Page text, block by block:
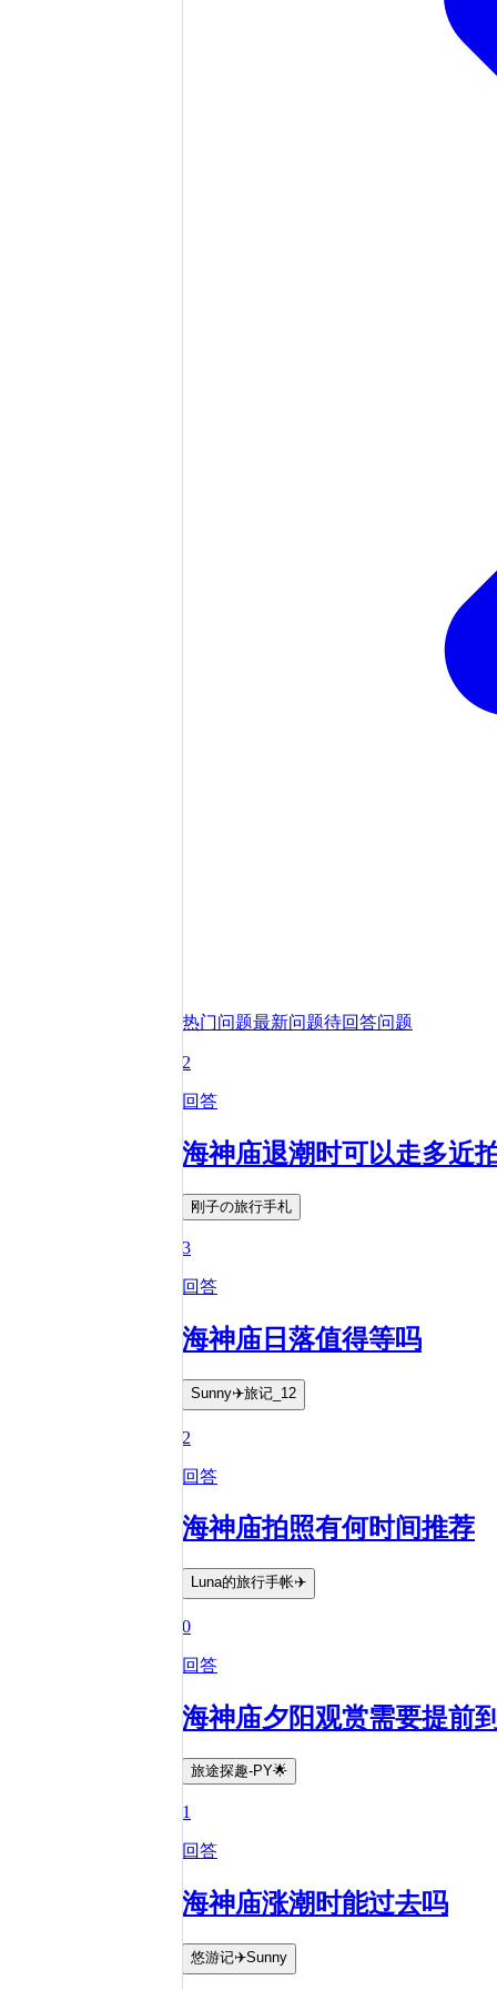
热门问题最新问题待回答问题
2
回答
海神庙退潮时可以走多近
刚子の旅行手札
3
回答
海神庙日落值得等吗
Sunny✈️旅记_12
2
回答
海神庙拍照有何时间推荐
Luna的旅行手帐✈️
0
回答
海神庙夕阳观赏需要提前
旅途探趣-PY🌟
1
回答
海神庙涨潮时能过去吗
悠游记✈️Sunny